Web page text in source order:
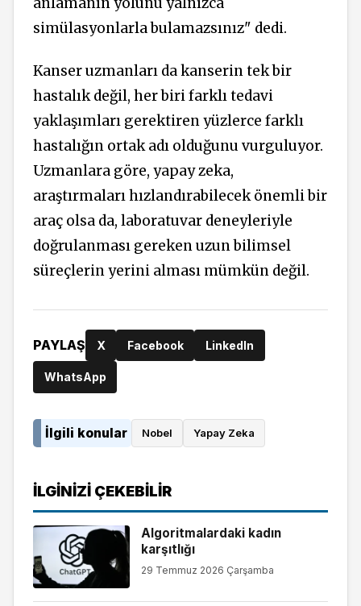
simülasyonlarla bulamazsınız" dedi.
Kanser uzmanları da kanserin tek bir
hastalık değil, her biri farklı tedavi
yaklaşımları gerektiren yüzlerce farklı
hastalığın ortak adı olduğunu vurguluyor.
Uzmanlara göre, yapay zeka,
araştırmaları hızlandırabilecek önemli bir
araç olsa da, laboratuvar deneyleriyle
doğrulanması gereken uzun bilimsel
süreçlerin yerini alması mümkün değil.
PAYLAŞ X Facebook LinkedIn
WhatsApp
İlgili konular Nobel Yapay Zeka
İLGINIZI ÇEKEBILIR
Algoritmalardaki kadın
karşıtlığı
29 Temmuz 2026 Çarşamba